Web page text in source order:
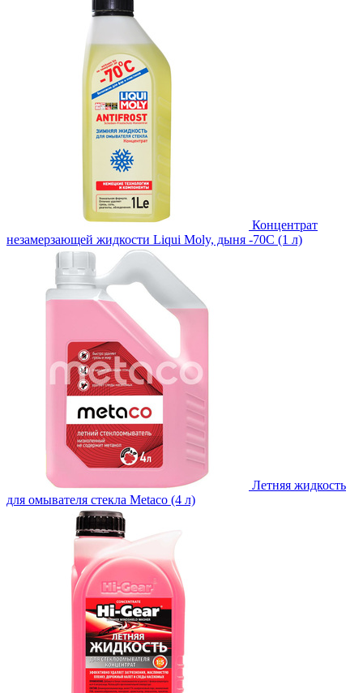
Концентрат
незамерзающей жидкости Liqui Moly, дыня -70С (1 л)
Летняя жидкость
для омывателя стекла Metaco (4 л)